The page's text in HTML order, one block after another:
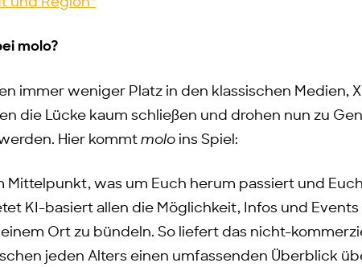
molo?
immer weniger Platz in den klassischen Medien,
die Lücke kaum schließen und drohen nun zu
Hier kommt molo ins Spiel:
Mittelpunkt, was um Euch herum passiert und
KI-basiert allen die Möglichkeit, Infos und
Ort zu bündeln. So liefert das nicht-
jeden Alters einen umfassenden Überblick